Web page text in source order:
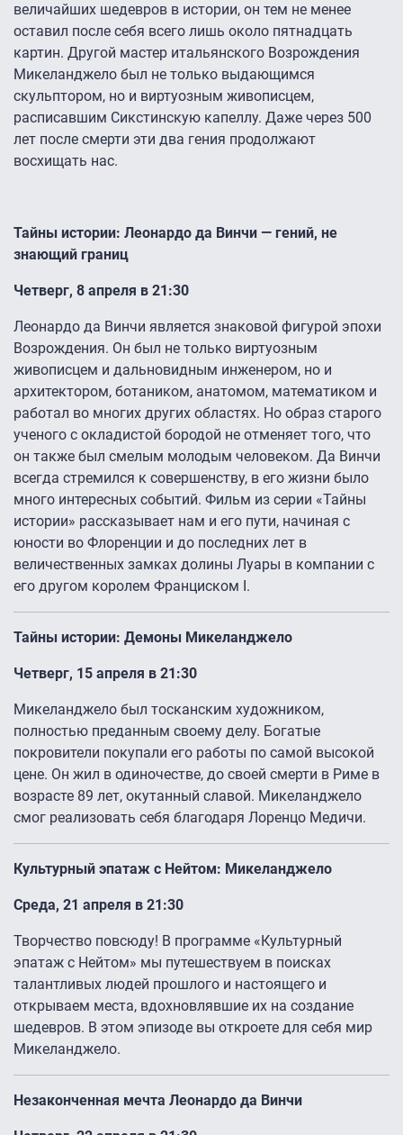
величайших шедевров в истории, он тем не менее
оставил после себя всего лишь около пятнадцать
картин. Другой мастер итальянского Возрождения
Микеланджело был не только выдающимся
скульптором, но и виртуозным живописцем,
расписавшим Сикстинскую капеллу. Даже через 500
лет после смерти эти два гения продолжают
восхищать нас.
Тайны истории: Леонардо да Винчи — гений, не
знающий границ
Четверг, 8 апреля в 21:30
Леонардо да Винчи является знаковой фигурой эпохи
Возрождения. Он был не только виртуозным
живописцем и дальновидным инженером, но и
архитектором, ботаником, анатомом, математиком и
работал во многих других областях. Но образ старого
ученого с окладистой бородой не отменяет того, что
он также был смелым молодым человеком. Да Винчи
всегда стремился к совершенству, в его жизни было
много интересных событий. Фильм из серии «Тайны
истории» рассказывает нам и его пути, начиная с
юности во Флоренции и до последних лет в
величественных замках долины Луары в компании с
его другом королем Франциском I.
Тайны истории: Демоны Микеланджело
Четверг, 15 апреля в 21:30
Микеланджело был тосканским художником,
полностью преданным своему делу. Богатые
покровители покупали его работы по самой высокой
цене. Он жил в одиночестве, до своей смерти в Риме в
возрасте 89 лет, окутанный славой. Микеланджело
смог реализовать себя благодаря Лоренцо Медичи.
Культурный эпатаж с Нейтом: Микеланджело
Среда, 21 апреля в 21:30
Творчество повсюду! В программе «Культурный
эпатаж с Нейтом» мы путешествуем в поисках
талантливых людей прошлого и настоящего и
открываем места, вдохновлявшие их на создание
шедевров. В этом эпизоде вы откроете для себя мир
Микеланджело.
Незаконченная мечта Леонардо да Винчи